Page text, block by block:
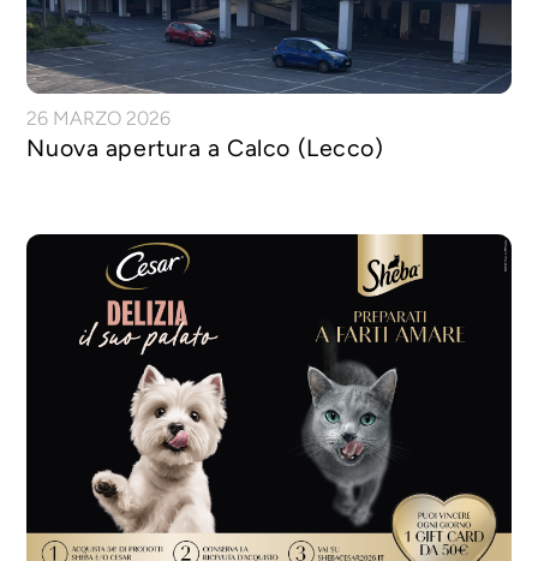
26 MARZO 2026
Nuova apertura a Calco (Lecco)